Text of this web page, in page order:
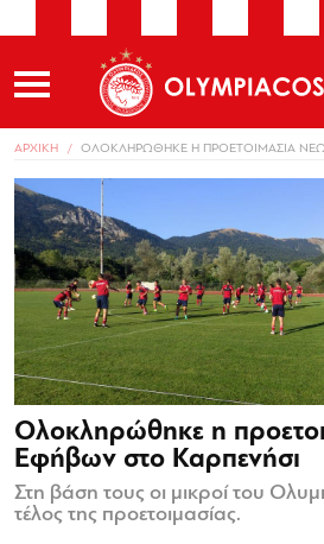
ΑΡΧΙΚΗ ΟΛΟΚΛΗΡΩΘΗΚΕ Η ΠΡΟΕΤΟΙΜΑΣΙΑ
Ολοκληρώθηκε η
Εφήβων στο Καρπενήσι
Στη βάση τους οι μικροί του
τέλος της προετοιμασίας.